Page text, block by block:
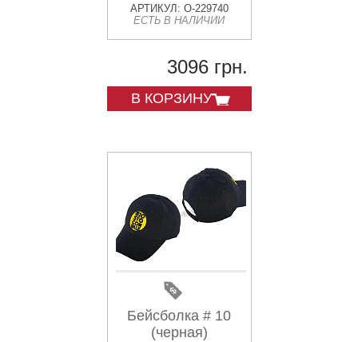
АРТИКУЛ: O-229740
ЕСТЬ В НАЛИЧИИ
3096 грн.
В КОРЗИНУ
Бейсболка # 10
(черная)